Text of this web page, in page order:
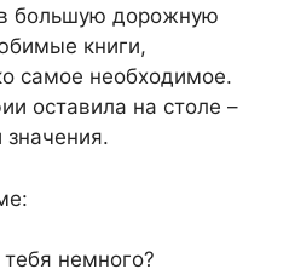
большую дорожную
книги,
самое необходимое.
оставила на столе –
немного?